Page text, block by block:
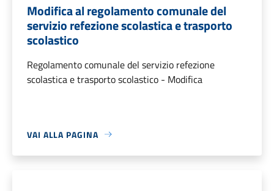
Modifica al regolamento comunale del
servizio refezione scolastica e trasporto
scolastico
Regolamento comunale del servizio refezione
scolastica e trasporto scolastico - Modifica
VAI ALLA PAGINA